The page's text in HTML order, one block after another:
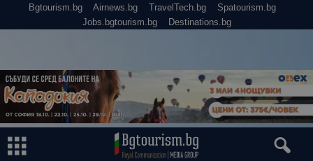
Bgtourism.bg Airnews.bg TravelTech.bg
Spatourism.bg
Jobs.bgtourism.bg
Destinations.bg